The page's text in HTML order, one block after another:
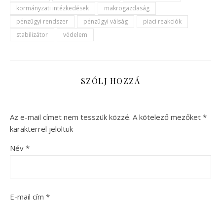
kormányzati intézkedések
makrogazdaság
pénzügyi rendszer
pénzügyi válság
piaci reakciók
stabilizátor
védelem
SZÓLJ HOZZÁ
Az e-mail címet nem tesszük közzé. A kötelező mezőket *
karakterrel jelöltük
Név *
E-mail cím *